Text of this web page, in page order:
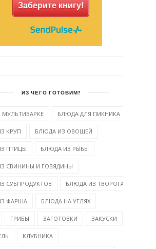
Заберите книгу!
ИЗ ЧЕГО ГОТОВИМ?
БЛЮДА ДЛЯ ПИКНИКА
КРУП БЛЮДА ИЗ ОВОЩЕЙ
ПТИЦЫ БЛЮДА ИЗ РЫБЫ
СВИНИНЫ И ГОВЯДИНЫ
СУБПРОДУКТОВ БЛЮДА ИЗ ТВОРОГА
ФАРША БЛЮДА НА УГЛЯХ
ГРИБЫ ЗАГОТОВКИ ЗАКУСКИ
КЛУБНИКА